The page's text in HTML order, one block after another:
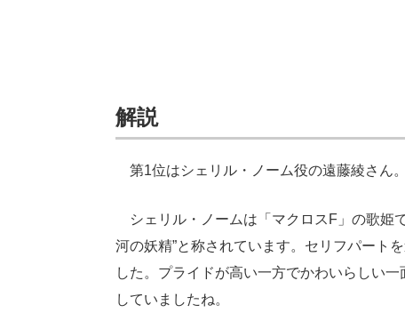
解説
第1位はシェリル・ノーム役の遠藤綾さん
シェリル・ノームは「マクロスF」の歌姫
河の妖精”と称されています。セリフパート
した。プライドが高い一方でかわいらしい
していましたね。